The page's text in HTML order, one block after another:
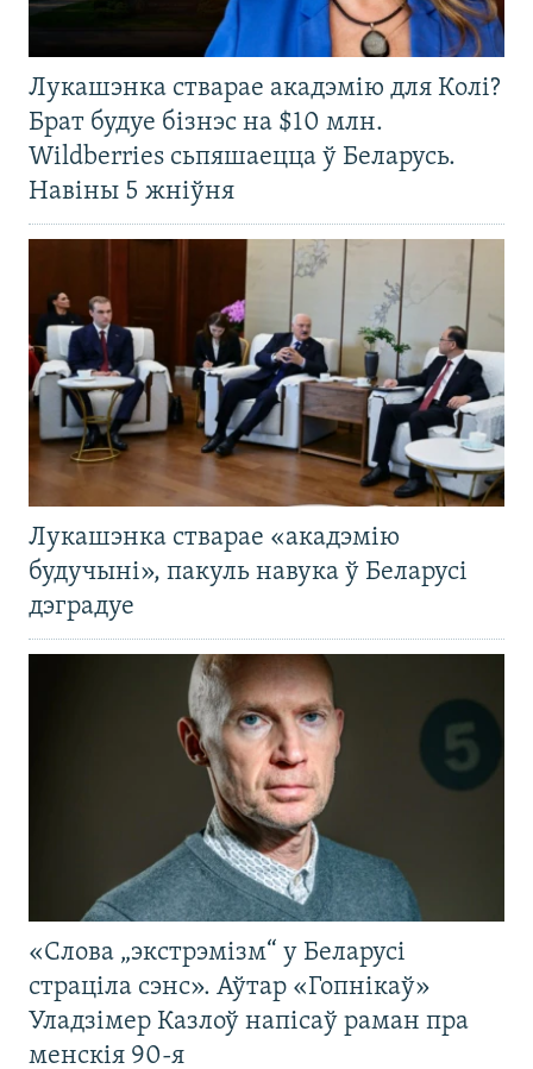
Лукашэнка стварае акадэмію для Колі?
Брат будуе бізнэс на $10 млн.
Wildberries сьпяшаецца ў Беларусь.
Навіны 5 жніўня
Лукашэнка стварае «акадэмію
будучыні», пакуль навука ў Беларусі
дэградуе
«Слова „экстрэмізм“ у Беларусі
страціла сэнс». Аўтар «Гопнікаў»
Уладзімер Казлоў напісаў раман пра
менскія 90-я